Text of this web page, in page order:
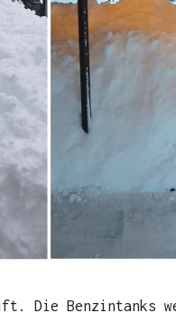
Die Benzintanks